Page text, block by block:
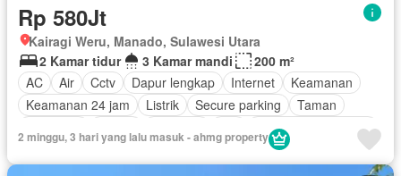
Rp 580Jt
Kairagi Weru, Manado, Sulawesi Utara
2 Kamar tidur
3 Kamar mandi
200 m²
AC
Air Cctv Dapur lengkap Internet
Keamanan
Keamanan 24 jam
Listrik Secure parking
Taman
Sebagian perabotan
2 minggu, 3 hari yang lalu masuk - ahmg property